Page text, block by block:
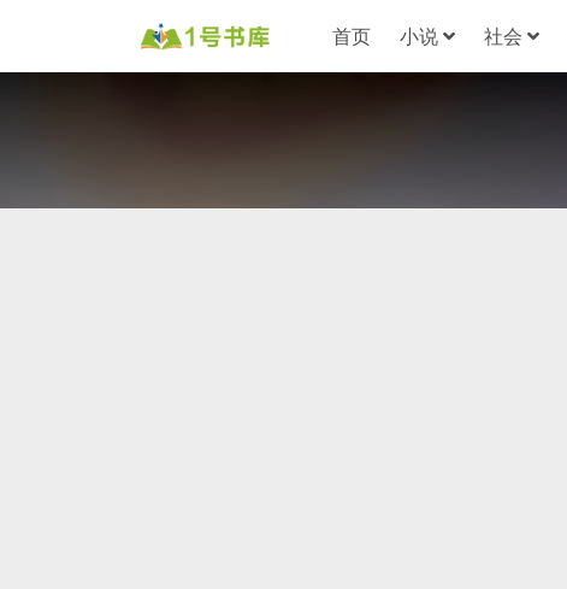
首页 小说 社会